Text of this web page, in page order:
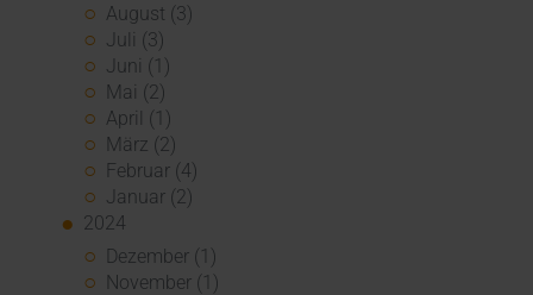
August (3)
Juli (3)
Juni (1)
Mai (2)
April (1)
März (2)
Februar (4)
Januar (2)
2024
Dezember (1)
November (1)